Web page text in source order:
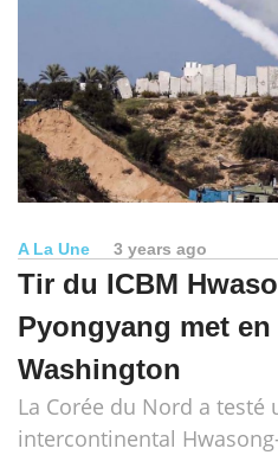
A La Une 3 years ago
Tir du ICBM
Pyongyang met en
Washington
La Corée du Nord a
intercontinental